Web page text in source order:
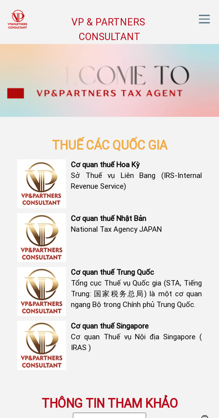
VP & PARTNERS
CONSULTANT
THUẾ CÁC QUỐC GIA
Cơ quan thuế Hoa Kỳ
Sở Thuế vụ Liên Bang (IRS-Internal
Revenue Service)
Cơ quan thuế Nhật Bản
National Tax Agency JAPAN
Cơ quan thuế Trung Quốc
Tổng cục Thuế vụ Quốc gia (STA, Tiếng
Trung: 国家税务总局) là một cơ quan
ngang Bộ trong Chính phủ Trung Quốc.
Cơ quan thuế Singapore
Cơ quan Thuế vụ Nội địa Singapore (
IRAS )
THÔNG TIN THAM KHẢO